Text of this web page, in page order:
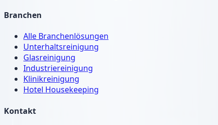
Branchen
Alle Branchenlösungen
Unterhaltsreinigung
Glasreinigung
Industriereinigung
Klinikreinigung
Hotel Housekeeping
Kontakt